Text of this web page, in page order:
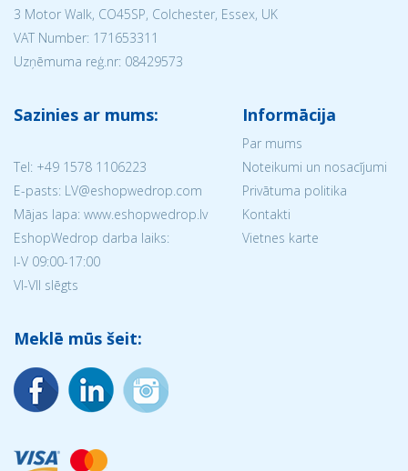
3 Motor Walk, CO45SP, Colchester, Essex, UK
VAT Number: 171653311
Uzņēmuma reģ.nr: 08429573
Sazinies ar mums:
Tel: +49 1578 1106223
E-pasts: LV@eshopwedrop.com
Mājas lapa: www.eshopwedrop.lv
EshopWedrop darba laiks:
I-V 09:00-17:00
VI-VII slēgts
Informācija
Par mums
Noteikumi un nosacījumi
Privātuma politika
Kontakti
Vietnes karte
Meklē mūs šeit: